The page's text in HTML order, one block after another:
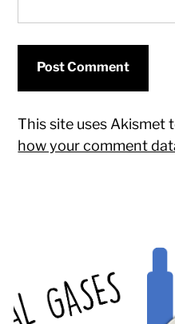
This site uses Akismet
how your comment